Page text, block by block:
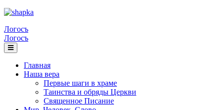
Логосъ
Логосъ
Главная
Наша вера
Первые шаги в храме
Таинства и обряды Церкви
Священное Писание